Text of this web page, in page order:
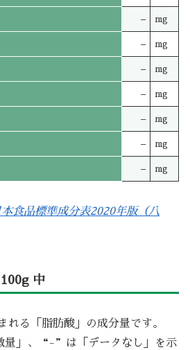
– mg
– mg
– mg
– mg
– mg
– mg
– mg
食品標準成分表2020年版（八
100g 中
れる「脂肪酸」の成分量です。
」、“-”は「データなし」を示